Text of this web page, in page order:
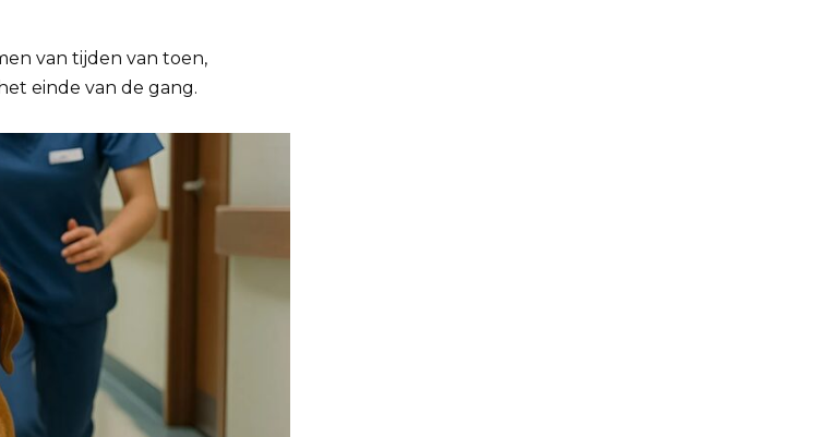
van tijden van toen,
einde van de gang.